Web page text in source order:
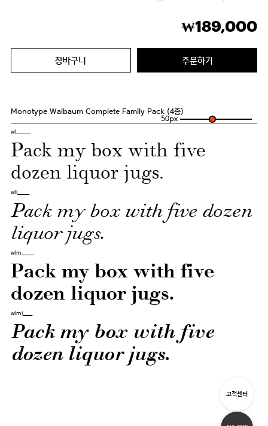
₩189,000
장바구니 주문하기
Monotype Walbaum Complete Family Pack (4종)
50px
wl______
Pack my box with five
dozen liquor jugs.
wli_____
Pack my box with five dozen
liquor jugs.
wlm_____
Pack my box with five
dozen liquor jugs.
wlmi____
Pack my box with five
dozen liquor jugs.
고객센터